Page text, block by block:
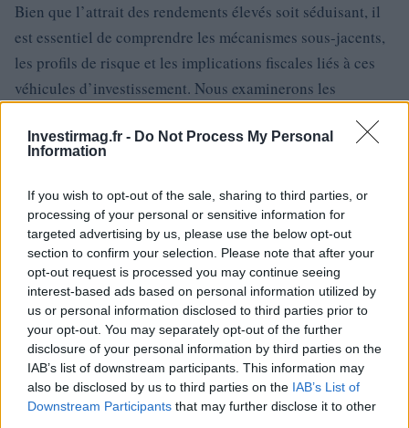
Investirmag.fr - Do Not Process My Personal
Information
If you wish to opt-out of the sale, sharing to third parties, or
processing of your personal or sensitive information for
targeted advertising by us, please use the below opt-out
section to confirm your selection. Please note that after your
opt-out request is processed you may continue seeing
interest-based ads based on personal information utilized by
us or personal information disclosed to third parties prior to
your opt-out. You may separately opt-out of the further
disclosure of your personal information by third parties on the
IAB’s list of downstream participants. This information may
also be disclosed by us to third parties on the IAB’s List of
Downstream Participants that may further disclose it to other
Bien que l’attrait des rendements élevés soit séduisant, il
est essentiel de comprendre les mécanismes sous-jacents,
les profils de risque et les implications fiscales liés à ces
véhicules d’investissement. Nous examinerons les
analyserons leurs principales offres et évaluerons leurs
axés sur les revenus.0
AUTEUR
Staff